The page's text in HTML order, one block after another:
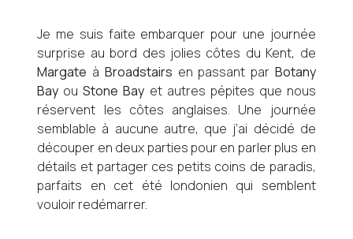
Je me suis faite embarquer pour une journée
surprise au bord des jolies côtes du Kent, de
Margate à Broadstairs en passant par Botany
Bay ouStone Bay et autres pépites que nous
réservent les côtes anglaises. Une journée
semblable à aucune autre, que j’ai décidé de
découper en deux parties pour en parler plus en
détails et partager ces petits coins de paradis,
parfaits en cet été londonien qui semblent
vouloir redémarrer.